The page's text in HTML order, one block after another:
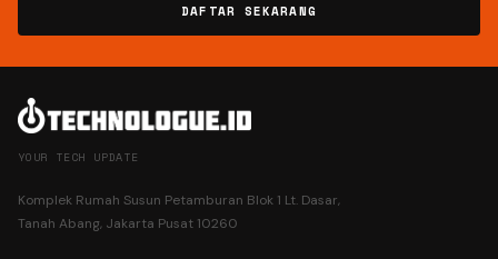
DAFTAR SEKARANG
YOUR TECH UPDATE
Komplek Rumah Susun Petamburan Blok 1 Lt. Dasar,
Tanah Abang, Jakarta Pusat 10260